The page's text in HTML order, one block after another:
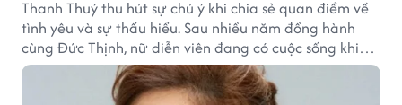
Thanh Thuý thu hút sự chú ý khi chia sẻ quan điểm về
tình yêu và sự thấu hiểu. Sau nhiều năm đồng hành
cùng Đức Thịnh, nữ diễn viên đang có cuộc sống khiến
nhiều khán giả quan tâm.